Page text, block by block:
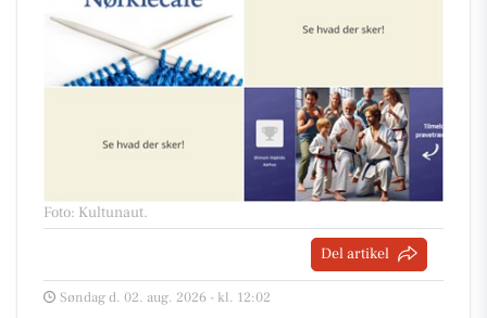
Foto: Kultunaut.
Del artikel
Søndag d. 02. aug. 2026 - kl. 12:02